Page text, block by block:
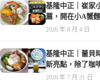
基隆中正｜崔家
薦，開在小A蟹
2026 年 8 月 4 日
基隆中正｜蕾貝
新亮點，除了咖
2026 年 7 月 31 日